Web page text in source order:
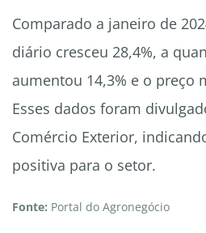
Comparado a janeiro de
diário cresceu 28,4%, a
aumentou 14,3% e o preço
Esses dados foram
Comércio Exterior,
positiva para o setor.
Fonte: Portal do Agronegócio